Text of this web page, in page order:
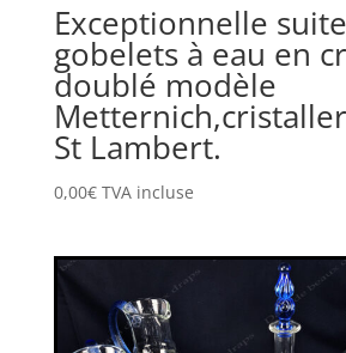
Exceptionnelle
gobelets à eau en
doublé modèle
St Lambert.
0,00€ TVA incluse